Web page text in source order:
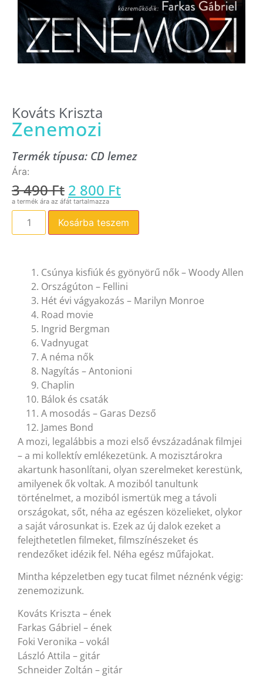
Kováts Kriszta
Zenemozi
Termék típusa: CD lemez
3 490Ft 2 800 Ft
Kosárba teszem
Csúnya kisfiúk és gyönyörű nők – Woody Allen
Országúton – Fellini
Hét évi vágyakozás – Marilyn Monroe
Road movie
Ingrid Bergman
Vadnyugat
A néma nők
Nagyítás – Antonioni
Chaplin
Bálok és csaták
A mosodás – Garas Dezső
James Bond
A mozi, legalábbis a mozi első évszázadának filmjei
– a mi kollektív emlékezetünk. A mozisztárokra
akartunk hasonlítani, olyan szerelmeket kerestünk,
amilyenek ők voltak. A moziból tanultunk
történelmet, a moziból ismertük meg a távoli
országokat, sőt, néha az egészen közelieket, olykor
a saját városunkat is. Ezek az új dalok ezeket a
felejthetetlen filmeket, filmszínészeket és
rendezőket idézik fel. Néha egész műfajokat.
Mintha képzeletben egy tucat filmet néznénk végig:
zenemozizunk.
Kováts Kriszta – ének
Farkas Gábriel – ének
Foki Veronika – vokál
László Attila – gitár
Schneider Zoltán – gitár